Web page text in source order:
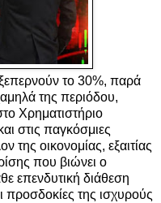
το 30%, παρά
της περιόδου,
Χρηματιστήριο
στις παγκόσμιες
της οικονομίας, εξαιτίας
που βιώνει ο
επενδυτική διάθεση
προσδοκίες της ισχυρούς